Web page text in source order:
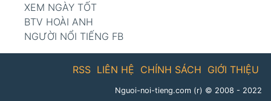
XEM NGÀY TỐT
BTV HOÀI ANH
NGƯỜI NỔI TIẾNG FB
GIỚI THIỆU
CHÍNH SÁCH
LIÊN HỆ
RSS
Nguoi-noi-tieng.com (r) © 2008 - 2022